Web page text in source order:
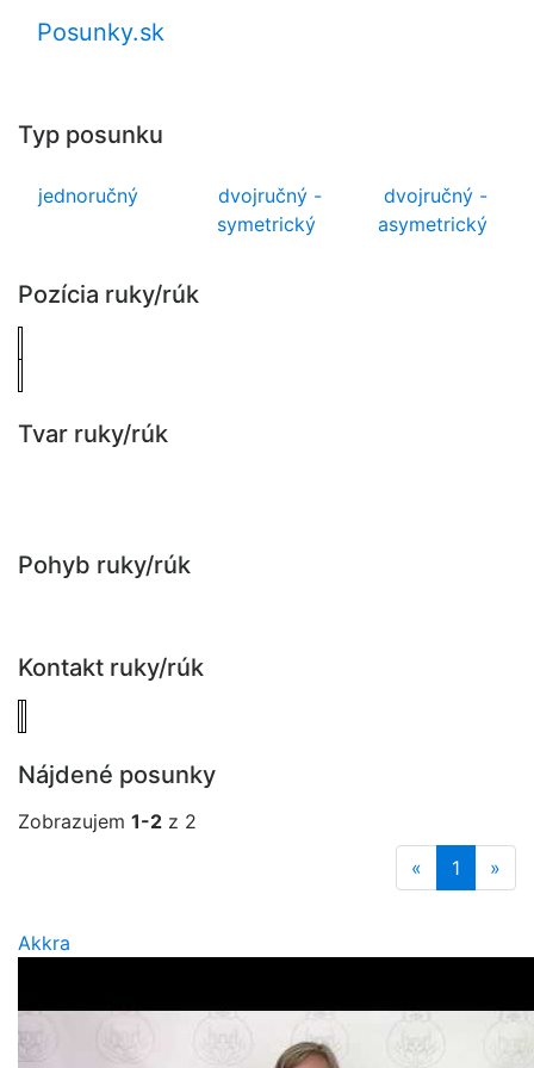
Posunky.sk
Typ posunku
jednoručný
dvojručný -
symetrický
dvojručný -
asymetrický
Pozícia ruky/rúk
Tvar ruky/rúk
Pohyb ruky/rúk
Kontakt ruky/rúk
Nájdené posunky
Zobrazujem 1-2 z 2
«
1 »
Akkra